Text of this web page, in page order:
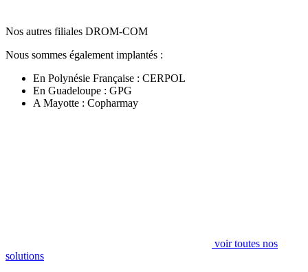
Nos autres filiales DROM-COM
Nous sommes également implantés :
En Polynésie Française : CERPOL
En Guadeloupe : GPG
A Mayotte : Copharmay
voir toutes nos
solutions